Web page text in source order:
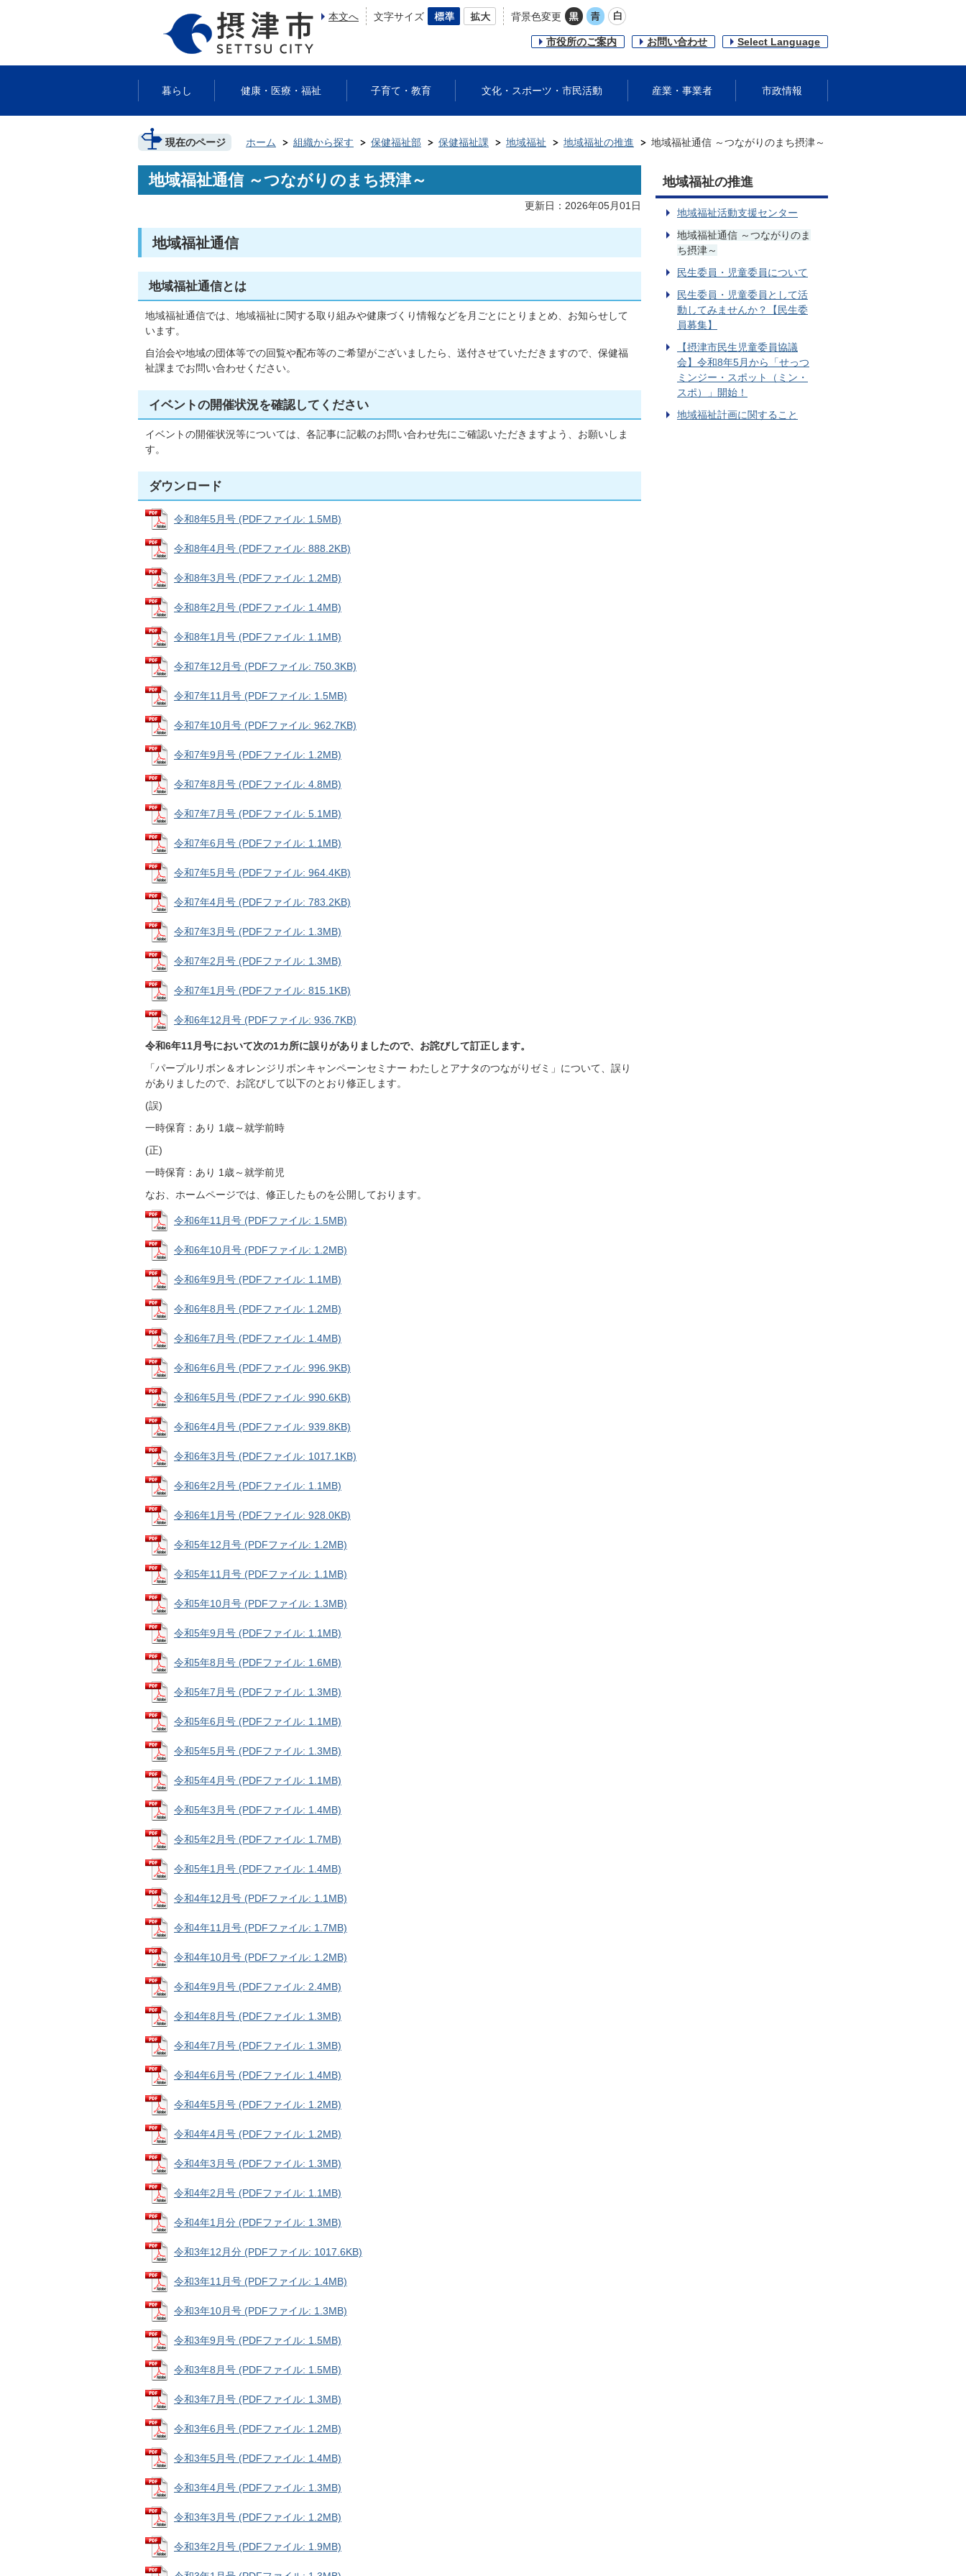
本文へ 文字サイズ 背景色変更
市役所のご案内 お問い合わせ Select Language
暮らし 健康・医療・福祉 子育て・教育 文化・スポーツ・市民活動 産業・事業者 市政情報
現在のページ ホーム 組織から探す 保健福祉部 保健福祉課 地域福祉 地域福祉の推進 地域福祉通信 ～つながりのまち摂津～
地域福祉通信 ～つながりのまち摂津～
更新日：2026年05月01日
地域福祉通信
地域福祉通信とは
地域福祉通信では、地域福祉に関する取り組みや健康づくり情報などを月ごとにとりまとめ、お知らせして
います。
自治会や地域の団体等での回覧や配布等のご希望がございましたら、送付させていただきますので、保健福
祉課までお問い合わせください。
イベントの開催状況を確認してください
イベントの開催状況等については、各記事に記載のお問い合わせ先にご確認いただきますよう、お願いしま
す。
ダウンロード
令和8年5月号 (PDFファイル: 1.5MB)
令和8年4月号 (PDFファイル: 888.2KB)
令和8年3月号 (PDFファイル: 1.2MB)
令和8年2月号 (PDFファイル: 1.4MB)
令和8年1月号 (PDFファイル: 1.1MB)
令和7年12月号 (PDFファイル: 750.3KB)
令和7年11月号 (PDFファイル: 1.5MB)
令和7年10月号 (PDFファイル: 962.7KB)
令和7年9月号 (PDFファイル: 1.2MB)
令和7年8月号 (PDFファイル: 4.8MB)
令和7年7月号 (PDFファイル: 5.1MB)
令和7年6月号 (PDFファイル: 1.1MB)
令和7年5月号 (PDFファイル: 964.4KB)
令和7年4月号 (PDFファイル: 783.2KB)
令和7年3月号 (PDFファイル: 1.3MB)
令和7年2月号 (PDFファイル: 1.3MB)
令和7年1月号 (PDFファイル: 815.1KB)
令和6年12月号 (PDFファイル: 936.7KB)
令和6年11月号において次の1カ所に誤りがありましたので、お詫びして訂正します。
「パープルリボン＆オレンジリボンキャンペーンセミナー わたしとアナタのつながりゼミ」について、誤り
がありましたので、お詫びして以下のとおり修正します。
(誤)
一時保育：あり 1歳～就学前時
(正)
一時保育：あり 1歳～就学前児
なお、ホームページでは、修正したものを公開しております。
令和6年11月号 (PDFファイル: 1.5MB)
令和6年10月号 (PDFファイル: 1.2MB)
令和6年9月号 (PDFファイル: 1.1MB)
令和6年8月号 (PDFファイル: 1.2MB)
令和6年7月号 (PDFファイル: 1.4MB)
令和6年6月号 (PDFファイル: 996.9KB)
令和6年5月号 (PDFファイル: 990.6KB)
令和6年4月号 (PDFファイル: 939.8KB)
令和6年3月号 (PDFファイル: 1017.1KB)
令和6年2月号 (PDFファイル: 1.1MB)
令和6年1月号 (PDFファイル: 928.0KB)
令和5年12月号 (PDFファイル: 1.2MB)
令和5年11月号 (PDFファイル: 1.1MB)
令和5年10月号 (PDFファイル: 1.3MB)
令和5年9月号 (PDFファイル: 1.1MB)
令和5年8月号 (PDFファイル: 1.6MB)
令和5年7月号 (PDFファイル: 1.3MB)
令和5年6月号 (PDFファイル: 1.1MB)
令和5年5月号 (PDFファイル: 1.3MB)
令和5年4月号 (PDFファイル: 1.1MB)
令和5年3月号 (PDFファイル: 1.4MB)
令和5年2月号 (PDFファイル: 1.7MB)
令和5年1月号 (PDFファイル: 1.4MB)
令和4年12月号 (PDFファイル: 1.1MB)
令和4年11月号 (PDFファイル: 1.7MB)
令和4年10月号 (PDFファイル: 1.2MB)
令和4年9月号 (PDFファイル: 2.4MB)
令和4年8月号 (PDFファイル: 1.3MB)
令和4年7月号 (PDFファイル: 1.3MB)
令和4年6月号 (PDFファイル: 1.4MB)
令和4年5月号 (PDFファイル: 1.2MB)
令和4年4月号 (PDFファイル: 1.2MB)
令和4年3月号 (PDFファイル: 1.3MB)
令和4年2月号 (PDFファイル: 1.1MB)
令和4年1月分 (PDFファイル: 1.3MB)
令和3年12月分 (PDFファイル: 1017.6KB)
令和3年11月号 (PDFファイル: 1.4MB)
令和3年10月号 (PDFファイル: 1.3MB)
令和3年9月号 (PDFファイル: 1.5MB)
令和3年8月号 (PDFファイル: 1.5MB)
令和3年7月号 (PDFファイル: 1.3MB)
令和3年6月号 (PDFファイル: 1.2MB)
令和3年5月号 (PDFファイル: 1.4MB)
令和3年4月号 (PDFファイル: 1.3MB)
令和3年3月号 (PDFファイル: 1.2MB)
令和3年2月号 (PDFファイル: 1.9MB)
地域福祉の推進
地域福祉活動支援センター
地域福祉通信 ～つながりのま
ち摂津～
民生委員・児童委員について
民生委員・児童委員として活
動してみませんか？【民生委
員募集】
【摂津市民生児童委員協議
会】令和8年5月から「せっつ
ミンジー・スポット（ミン・
スポ）」開始！
地域福祉計画に関すること